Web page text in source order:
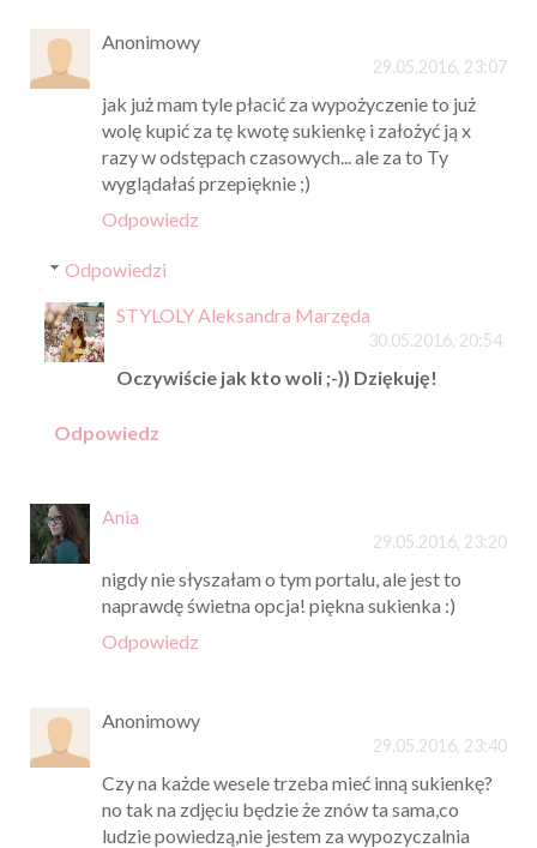
Anonimowy
29.05.2016, 23:07
jak już mam tyle płacić za wypożyczenie to już
wolę kupić za tę kwotę sukienkę i założyć ją x
razy w odstępach czasowych... ale za to Ty
wyglądałaś przepięknie ;)
Odpowiedz
Odpowiedzi
STYLOLY Aleksandra Marzęda
30.05.2016, 20:54
Oczywiście jak kto woli ;-)) Dziękuję!
Odpowiedz
Ania
29.05.2016, 23:20
nigdy nie słyszałam o tym portalu, ale jest to
naprawdę świetna opcja! piękna sukienka :)
Odpowiedz
Anonimowy
29.05.2016, 23:40
Czy na każde wesele trzeba mieć inną sukienkę?
no tak na zdjęciu będzie że znów ta sama,co
ludzie powiedzą,nie jestem za wypozyczalnia